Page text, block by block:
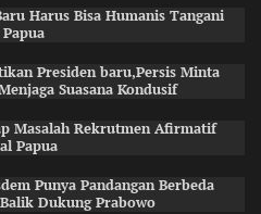
Harus Bisa Humanis Tangani
Presiden baru,Persis Minta
Suasana Kondusif
Masalah Rekrutmen Afirmatif
Papua
Punya Pandangan Berbeda
Dukung Prabowo